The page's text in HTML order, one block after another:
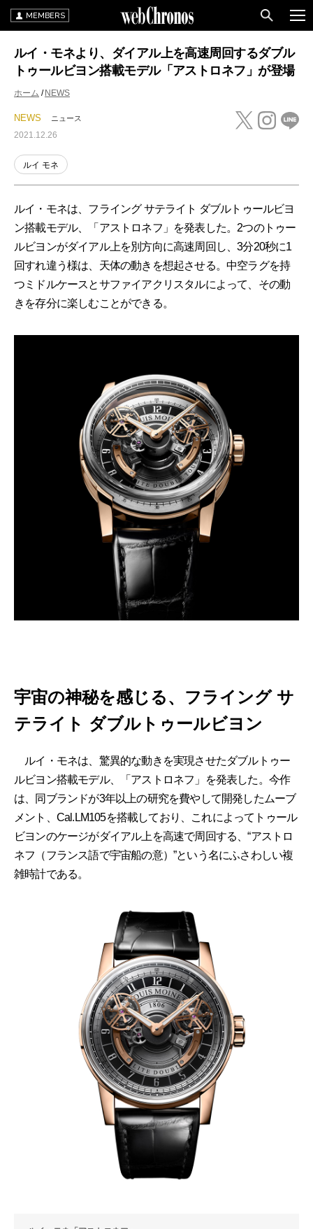
MEMBERS
ルイ・モネより、ダイアル上を高速周回するダブル
トゥールビヨン搭載モデル「アストロネフ」が登場
ホーム NEWS
NEWS ニュース
2021.12.26
ルイ モネ
ルイ・モネは、フライング サテライト ダブルトゥールビヨ
ン搭載モデル、「アストロネフ」を発表した。2つのトゥー
ルビヨンがダイアル上を別方向に高速周回し、3分20秒に1
回すれ違う様は、天体の動きを想起させる。中空ラグを持
つミドルケースとサファイアクリスタルによって、その動
きを存分に楽しむことができる。
宇宙の神秘を感じる、フライング サ
テライト ダブルトゥールビヨン
ルイ・モネは、驚異的な動きを実現させたダブルトゥー
ルビヨン搭載モデル、「アストロネフ」を発表した。今作
は、同ブランドが3年以上の研究を費やして開発したムーブ
メント、Cal.LM105を搭載しており、これによってトゥール
ビヨンのケージがダイアル上を高速で周回する、“アストロ
ネフ（フランス語で宇宙船の意）”という名にふさわしい複
雑時計である。